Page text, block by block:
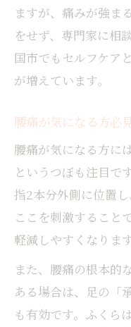
ますが、痛みが強ま
をせず、専門家に相
国市でもセルフケア
が増えています。
腰痛が気になる方必
腰痛が気になる方に
というつぼも注目で
指2本分外側に位置し
ここを刺激すること
軽減しやすくなります
また、腰痛の根本的
ある場合は、足の「
も有効です。ふくら